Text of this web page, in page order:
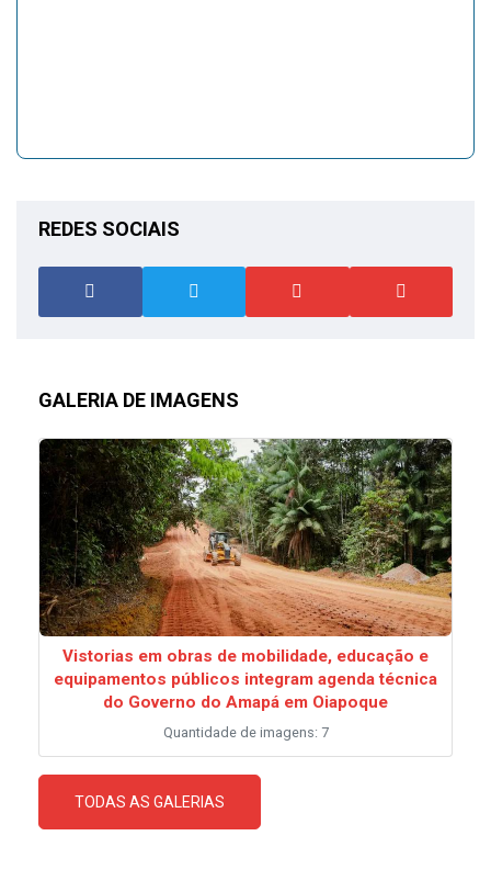
REDES SOCIAIS
GALERIA DE IMAGENS
Vistorias em obras de mobilidade, educação e
equipamentos públicos integram agenda técnica
do Governo do Amapá em Oiapoque
Quantidade de imagens: 7
TODAS AS GALERIAS